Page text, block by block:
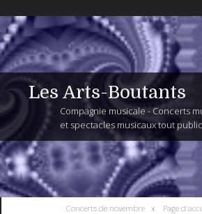
Les Arts-Boutants
Compagnie musicale - Concerts
et spectacles musicaux tout public
Concerts de novembre Page